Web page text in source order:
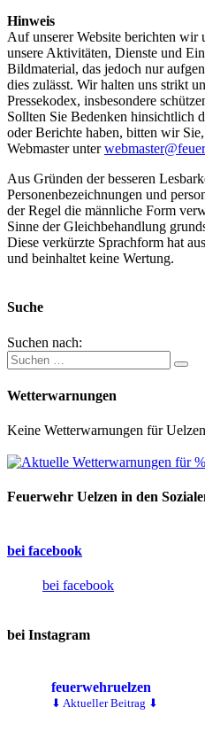
Hinweis
Auf unserer Website berichten wir
unsere Aktivitäten, Dienste und
Bildmaterial, das jedoch nur
dies zulässt. Wir halten uns strikt
Pressekodex, insbesondere
Sollten Sie Bedenken hinsichtlich
oder Berichte haben, bitten wir
Webmaster unter
Aus Gründen der besseren
Personenbezeichnungen und
der Regel die männliche Form
Sinne der Gleichbehandlung
Diese verkürzte Sprachform hat
und beinhaltet keine Wertung.
Suche
Suchen nach:
Wetterwarnungen
Keine Wetterwarnungen für Uelzen
Feuerwehr Uelzen in den
bei facebook
bei facebook
bei Instagram
feuerwehruelzen
⬇ Aktueller Beitrag ⬇